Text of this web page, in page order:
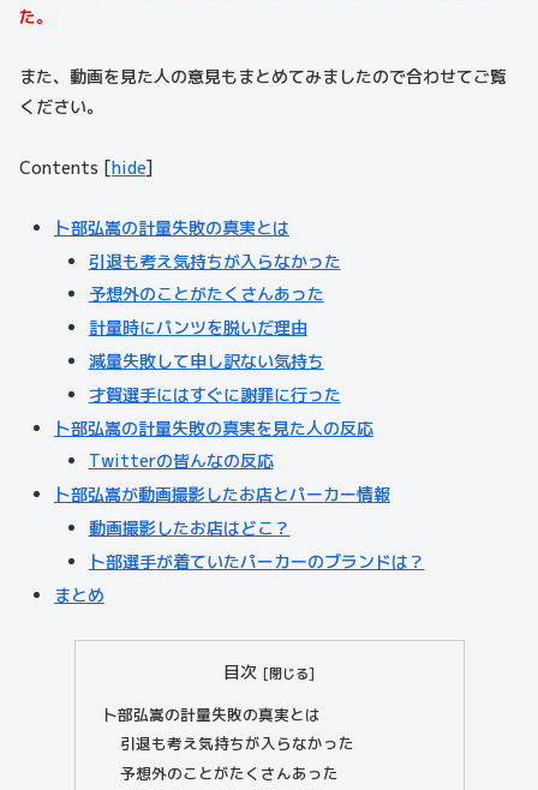
た。
また、動画を見た人の意見もまとめてみましたので合わせてご覧
ください。
Contents [hide]
卜部弘嵩の計量失敗の真実とは
引退も考え気持ちが入らなかった
予想外のことがたくさんあった
計量時にパンツを脱いだ理由
減量失敗して申し訳ない気持ち
才賀選手にはすぐに謝罪に行った
卜部弘嵩の計量失敗の真実を見た人の反応
Twitterの皆んなの反応
卜部弘嵩が動画撮影したお店とパーカー情報
動画撮影したお店はどこ？
卜部選手が着ていたパーカーのブランドは？
まとめ
目次
卜部弘嵩の計量失敗の真実とは
引退も考え気持ちが入らなかった
予想外のことがたくさんあった